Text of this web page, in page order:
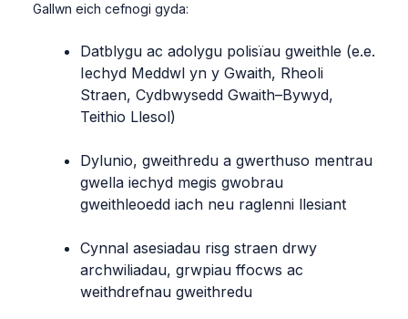
Gallwn eich cefnogi gyda:
Datblygu ac adolygu polisïau gweithle (e.e.
Iechyd Meddwl yn y Gwaith, Rheoli
Straen, Cydbwysedd Gwaith–Bywyd,
Teithio Llesol)
Dylunio, gweithredu a gwerthuso mentrau
gwella iechyd megis gwobrau
gweithleoedd iach neu raglenni llesiant
Cynnal asesiadau risg straen drwy
archwiliadau, grwpiau ffocws ac
weithdrefnau gweithredu